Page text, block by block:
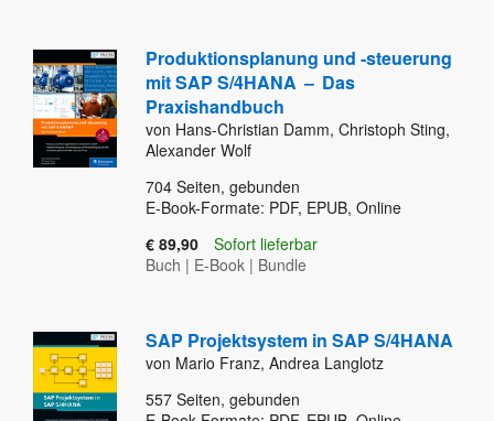
Produktionsplanung und -steuerung
mit SAP S/4HANA – Das
Praxishandbuch
von Hans-Christian Damm, Christoph Sting,
Alexander Wolf
704 Seiten, gebunden
E-Book-Formate: PDF, EPUB, Online
€ 89,90
Sofort lieferbar
Buch | E-Book | Bundle
SAP Projektsystem in SAP S/4HANA
von Mario Franz, Andrea Langlotz
557 Seiten, gebunden